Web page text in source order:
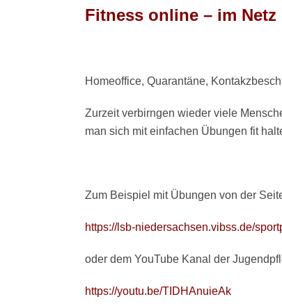
Fitness online – im
Homeoffice, Quarantäne,
Zurzeit verbirngen wieder viele
man sich mit einfachen Übungen fit
Zum Beispiel mit Übungen von der
https://lsb-niedersachsen.vibss.de/
oder dem YouTube Kanal der
https://youtu.be/TIDHAnuieAk